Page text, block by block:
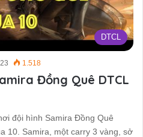
DTCL
1.518
Đồng Quê DTCL
đội hình Samira Đồng Quê
10. Samira, một carry 3 vàng, sở